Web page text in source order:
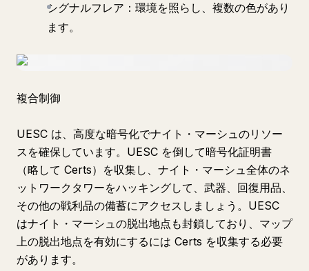
シグナルフレア：環境を照らし、複数の色があり
ます。
複合制御
UESC は、高度な暗号化でナイト・マーシュのリソー
スを確保しています。UESC を倒して暗号化証明書
（略して Certs）を収集し、ナイト・マーシュ全体のネ
ットワークタワーをハッキングして、武器、回復用品、
その他の戦利品の備蓄にアクセスしましょう。UESC
はナイト・マーシュの脱出地点も封鎖しており、マップ
上の脱出地点を有効にするには Certs を収集する必要
があります。